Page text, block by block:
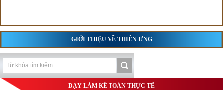
GIỚI THIỆU VỀ THIÊN ƯNG
DẠY LÀM KẾ TOÁN THỰC TẾ